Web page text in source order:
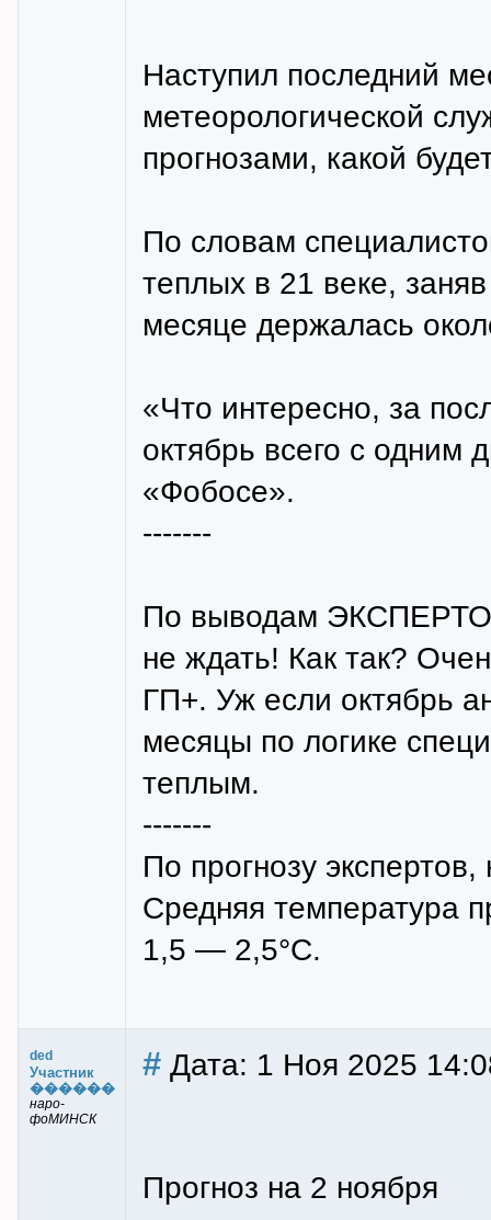
Наступил последний
метеорологической
прогнозами, какой
По словам
теплых в 21 веке,
месяце держалась
«Что интересно, за
октябрь всего с одним
«Фобосе».
-------
По выводам
не ждать! Как так?
ГП+. Уж если октябрь
месяцы по логике
теплым.
-------
По прогнозу
Средняя температура
1,5 — 2,5°С.
ded
Участник
������
наро-
фоМИНСК
# Дата: 1 Ноя 2025
Прогноз на 2 ноября